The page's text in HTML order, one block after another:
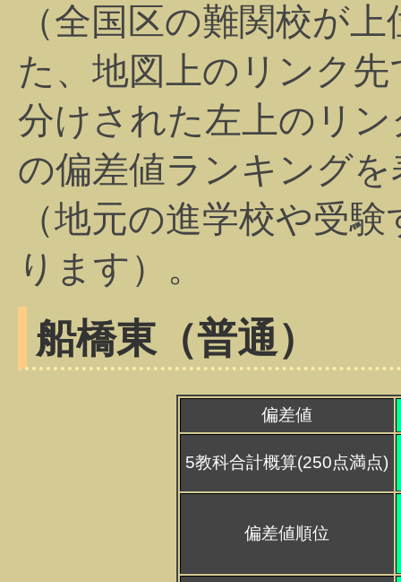
（全国区の難関校が
た、地図上のリンク
分けされた左上のリ
の偏差値ランキング
（地元の進学校や受
ります）。
船橋東（普通）
偏差値
5教科合計概算(250点満点)
偏差値順位